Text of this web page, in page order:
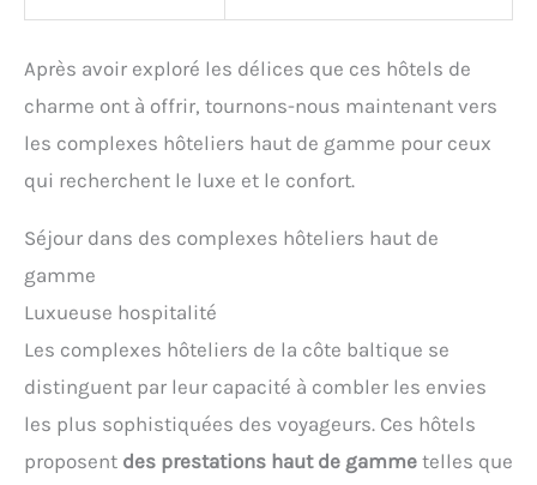
Après avoir exploré les délices que ces hôtels de
charme ont à offrir, tournons-nous maintenant vers
les complexes hôteliers haut de gamme pour ceux
qui recherchent le luxe et le confort.
Séjour dans des complexes hôteliers haut de
gamme
Luxueuse hospitalité
Les complexes hôteliers de la côte baltique se
distinguent par leur capacité à combler les envies
les plus sophistiquées des voyageurs. Ces hôtels
proposent des prestations haut de gamme telles que